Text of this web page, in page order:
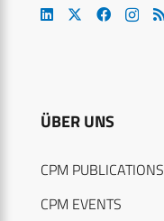
ÜBER UNS
CPM PUBLICATIONS
CPM EVENTS